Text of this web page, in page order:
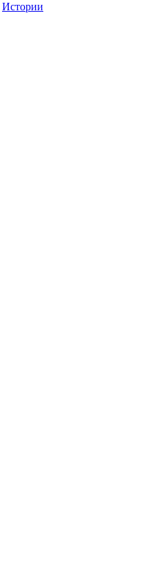
Истории